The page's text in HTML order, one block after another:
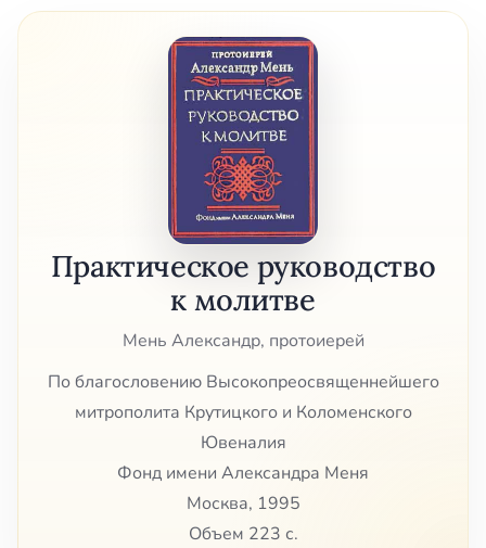
Практическое руководство
к молитве
Мень Александр, протоиерей
По благословению Высокопреосвященнейшего
митрополита Крутицкого и Коломенского
Ювеналия
Фонд имени Александра Меня
Москва, 1995
Объем 223 с.